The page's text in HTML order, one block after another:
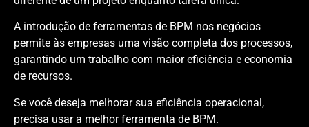
A introdução de ferramentas de BPM nos negócios
permite às empresas uma visão completa dos processos,
garantindo um trabalho com maior eficiência e economia
de recursos.
Se você deseja melhorar sua eficiência operacional,
precisa usar a melhor ferramenta de BPM.